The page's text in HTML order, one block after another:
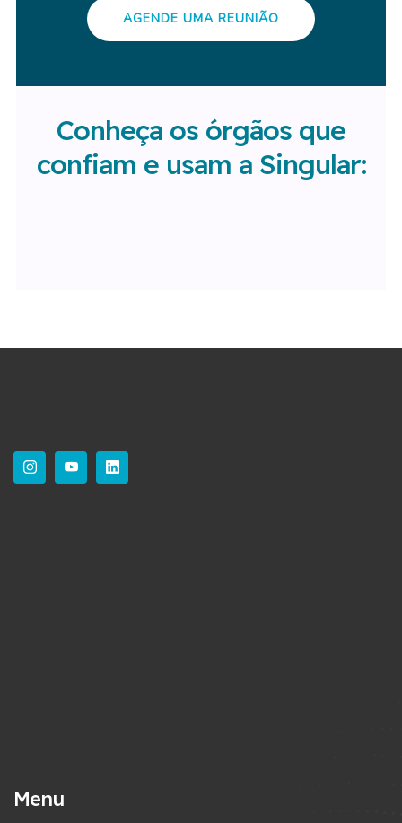
AGENDE UMA REUNIÃO
Conheça os órgãos que
confiam e usam a Singular:
Menu